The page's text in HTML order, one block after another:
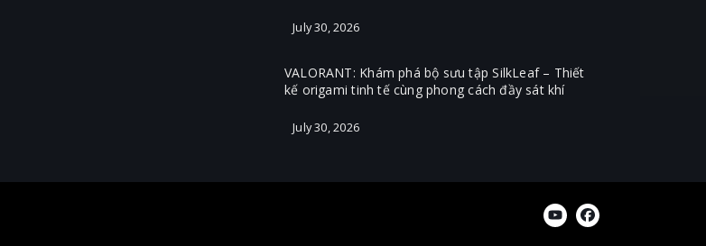
July 30, 2026
VALORANT: Khám phá bộ sưu tập SilkLeaf – Thiết
kế origami tinh tế cùng phong cách đầy sát khí
July 30, 2026